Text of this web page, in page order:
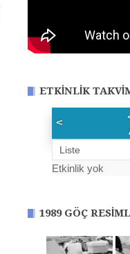
ETKINLIK
<
Liste
Etkinlik yok
1989 GÖÇ